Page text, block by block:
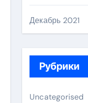
Декабрь 2021
Рубрики
Uncategorised